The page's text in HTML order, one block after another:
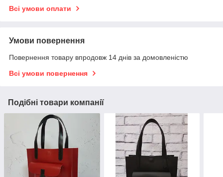
Всі умови оплати
Умови повернення
Повернення товару впродовж 14 днів за домовленістю
Всі умови повернення
Подібні товари компанії